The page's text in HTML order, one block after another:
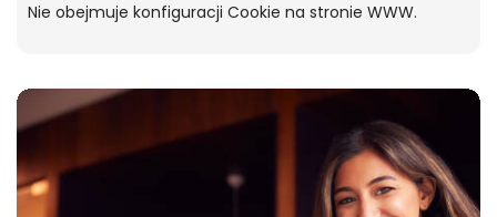
Nie obejmuje konfiguracji Cookie na stronie WWW.